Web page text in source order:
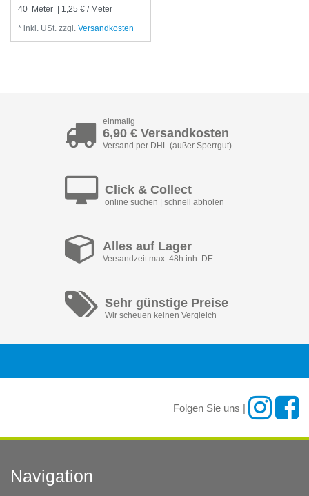
40 Meter
| 1,25 € / Meter
* inkl. USt. zzgl. Versandkosten
einmalig
6,90 € Versandkosten
Versand per DHL (außer Sperrgut)
Click & Collect
online suchen | schnell abholen
Alles auf Lager
Versandzeit max. 48h inh. DE
Sehr günstige Preise
Wir scheuen keinen Vergleich
Folgen Sie uns |
Navigation